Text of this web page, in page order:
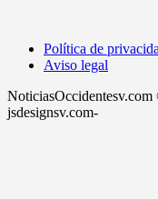
Política de
Aviso legal
jsdesignsv.com-